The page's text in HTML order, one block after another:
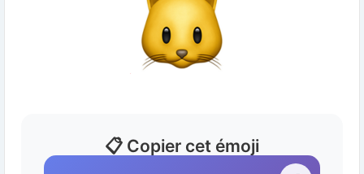
📋 Copier cet émoji